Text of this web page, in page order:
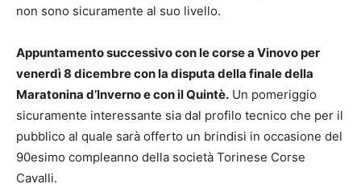
non sono sicuramente al suo livello.
Appuntamento successivo con le corse a Vinovo per
venerdì 8 dicembre con la disputa della finale della
Maratonina d’Inverno e con il Quintè. Un pomeriggio
sicuramente interessante sia dal profilo tecnico che per il
pubblico al quale sarà offerto un brindisi in occasione del
90esimo compleanno della società Torinese Corse
Cavalli.